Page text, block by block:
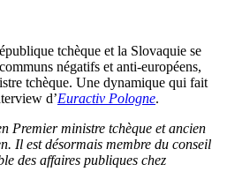
tchèque et la Slovaquie se
négatifs et anti-européens,
tchèque. Une dynamique qui fait
d’Euractiv Pologne.
Premier ministre tchèque et ancien
Il est désormais membre du conseil
des affaires publiques chez